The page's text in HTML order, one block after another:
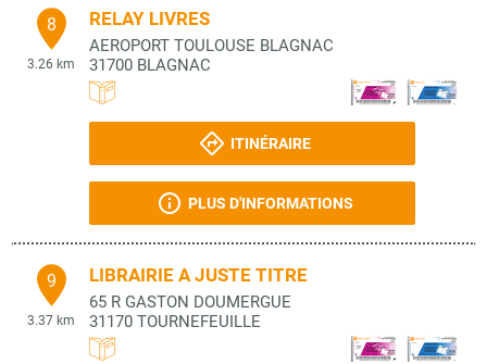
8
3.26 km
RELAY LIVRES
AEROPORT TOULOUSE BLAGNAC
31700 BLAGNAC
ITINÉRAIRE
PLUS D'INFORMATIONS
9
3.37 km
LIBRAIRIE A JUSTE TITRE
65 R GASTON DOUMERGUE
31170 TOURNEFEUILLE